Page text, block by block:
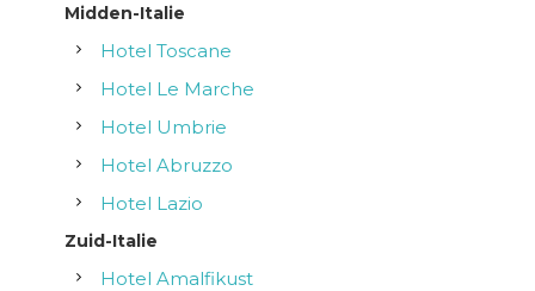
Midden-Italie
Hotel Toscane
Hotel Le Marche
Hotel Umbrie
Hotel Abruzzo
Hotel Lazio
Zuid-Italie
Hotel Amalfikust